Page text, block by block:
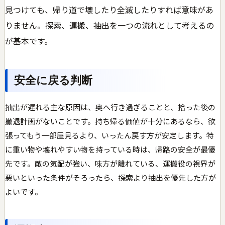
見つけても、帰り道で壊したり全滅したりすれば意味があ
りません。探索、運搬、抽出を一つの流れとして考えるの
が基本です。
安全に戻る判断
抽出が遅れる主な原因は、奥へ行き過ぎることと、拾った後の
撤退計画がないことです。持ち帰る価値が十分にあるなら、欲
張ってもう一部屋見るより、いったん戻す方が安定します。特
に重い物や壊れやすい物を持っている時は、帰路の安全が最優
先です。敵の気配が強い、味方が離れている、運搬役の視界が
悪いといった条件がそろったら、探索より抽出を優先した方が
よいです。